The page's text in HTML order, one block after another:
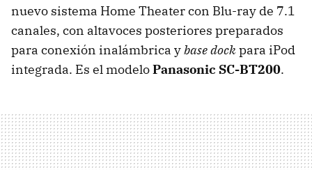
nuevo sistema Home Theater con Blu-ray de 7.1
canales, con altavoces posteriores preparados
para conexión inalámbrica ybase dockpara iPod
integrada. Es el modeloPanasonic SC-BT200.